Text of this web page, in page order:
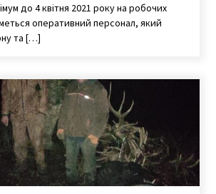
до 4 квітня 2021 року на робочих
оперативний персонал, який
та […]